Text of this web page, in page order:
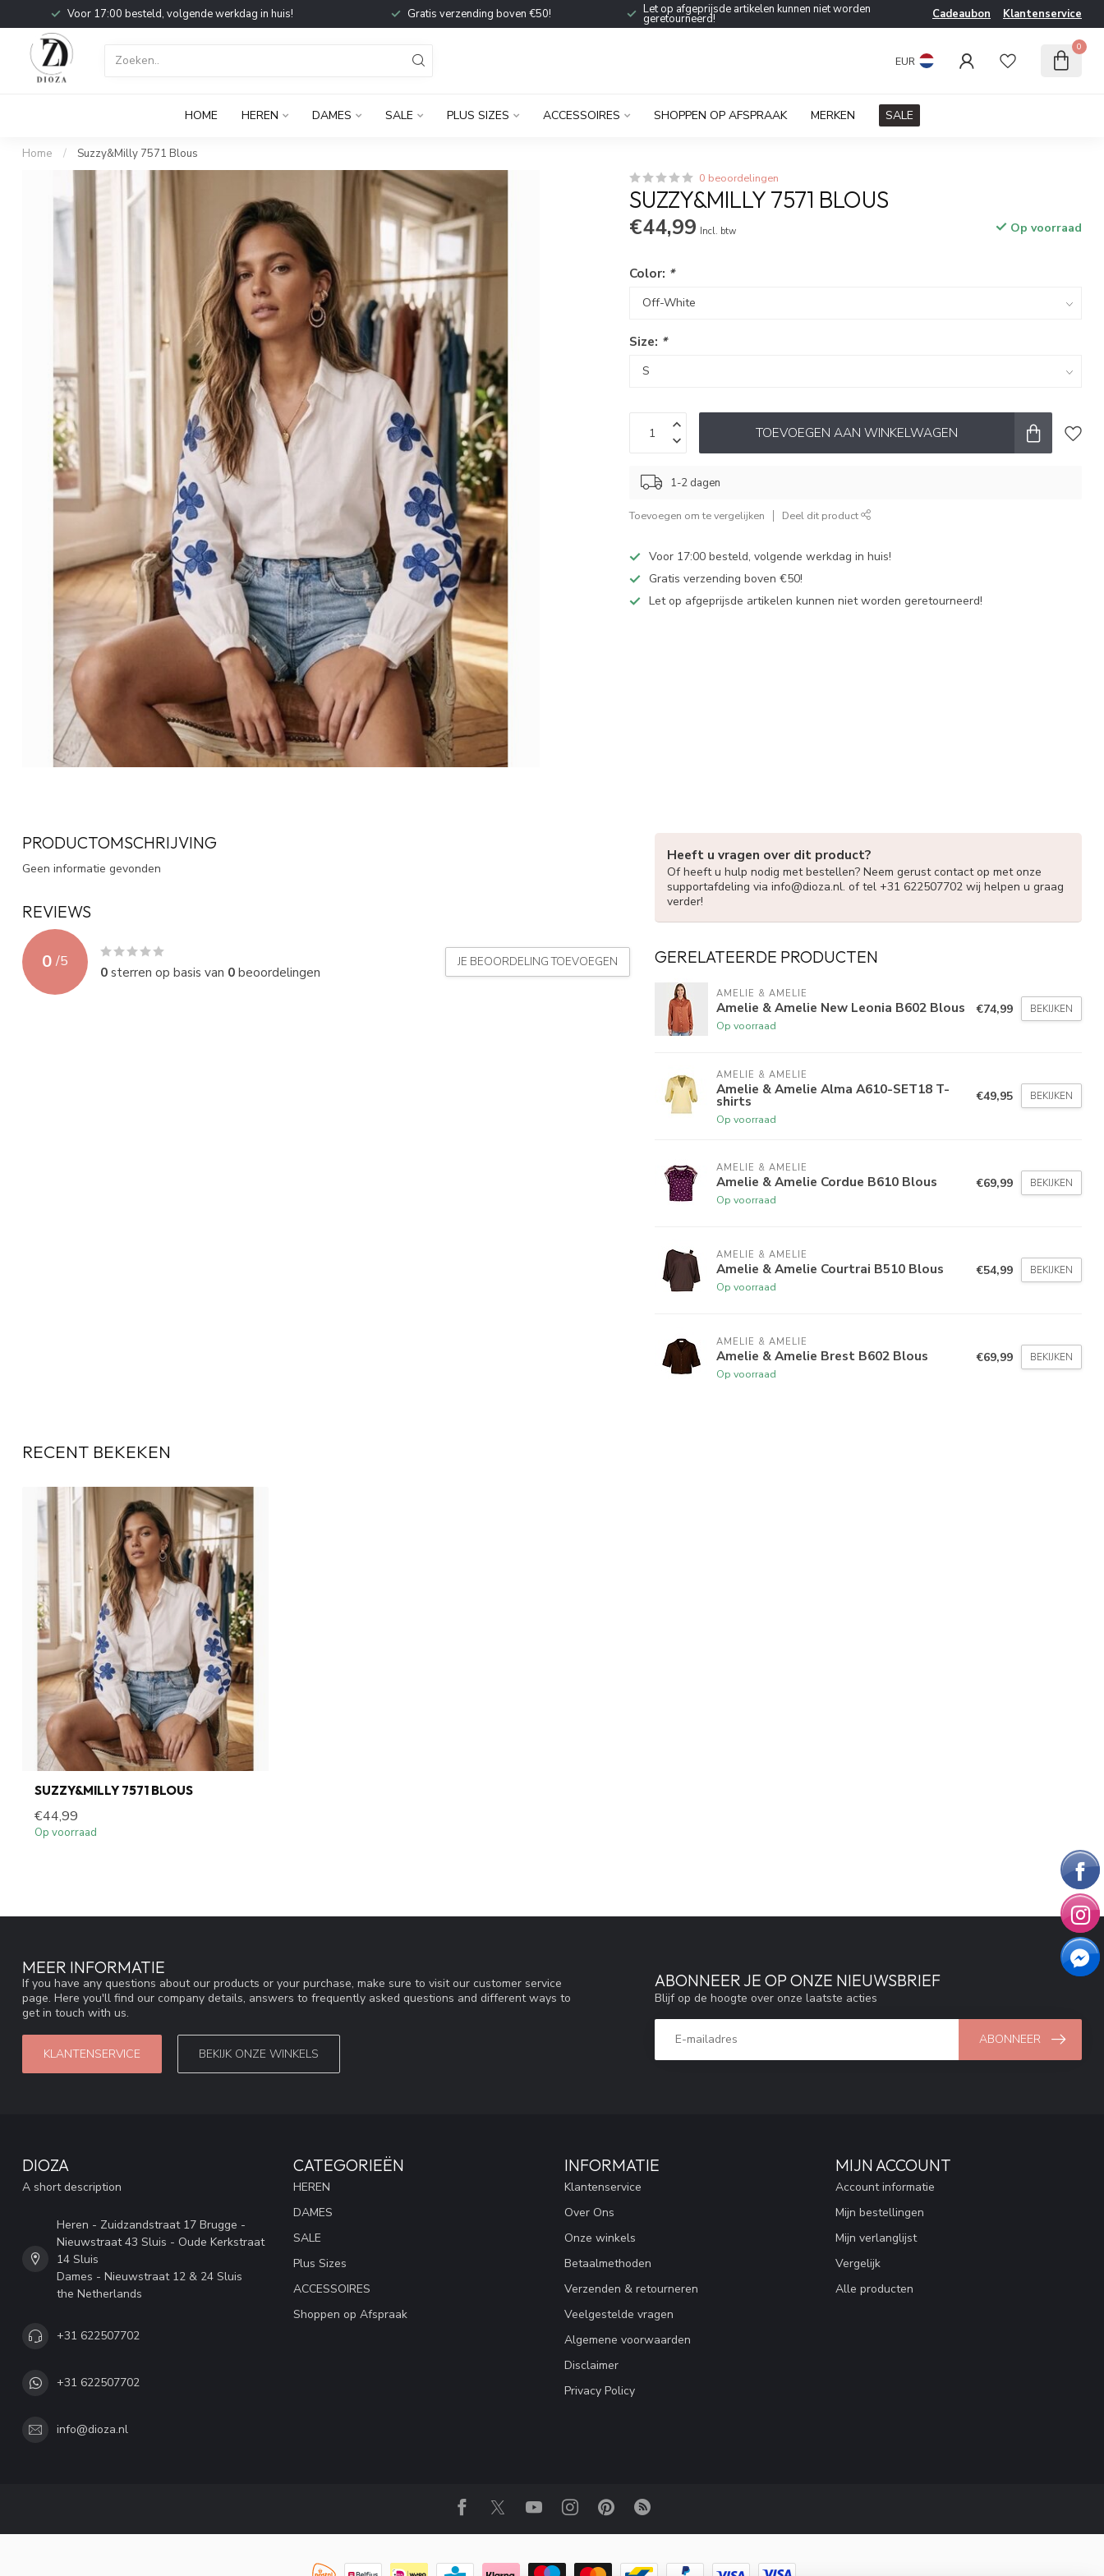
Voor 17:00 besteld, volgende werkdag in huis! Gratis verzending boven €50! Let op afgeprijsde artikelen kunnen niet worden
geretourneerd! Cadeaubon Klantenservice
EUR
0
HOME HEREN DAMES SALE PLUS SIZES ACCESSOIRES SHOPPEN OP AFSPRAAK MERKEN SALE
Home / Suzzy&Milly 7571 Blous
0 beoordelingen
SUZZY&MILLY 7571 BLOUS
€44,99 Incl. btw Op voorraad
Color: *
Size: *
TOEVOEGEN AAN WINKELWAGEN
1-2 dagen
Toevoegen om te vergelijken Deel dit product
Voor 17:00 besteld, volgende werkdag in huis!
Gratis verzending boven €50!
Let op afgeprijsde artikelen kunnen niet worden geretourneerd!
PRODUCTOMSCHRIJVING
Geen informatie gevonden
REVIEWS
0 /5
0sterren op basis van 0beoordelingen
JE BEOORDELING TOEVOEGEN
Heeft u vragen over dit product?
Of heeft u hulp nodig met bestellen? Neem gerust contact op met onze
supportafdeling via info@dioza.nl. of tel +31 622507702 wij helpen u graag
verder!
GERELATEERDE PRODUCTEN
AMELIE & AMELIE
Amelie & Amelie New Leonia B602 Blous
Op voorraad
€74,99 BEKIJKEN
AMELIE & AMELIE
Amelie & Amelie Alma A610-SET18 T-
shirts
Op voorraad
€49,95 BEKIJKEN
AMELIE & AMELIE
Amelie & Amelie Cordue B610 Blous
Op voorraad
€69,99 BEKIJKEN
AMELIE & AMELIE
Amelie & Amelie Courtrai B510 Blous
Op voorraad
€54,99 BEKIJKEN
AMELIE & AMELIE
Amelie & Amelie Brest B602 Blous
Op voorraad
€69,99 BEKIJKEN
RECENT BEKEKEN
SUZZY&MILLY 7571 BLOUS
€44,99
Op voorraad
MEER INFORMATIE
If you have any questions about our products or your purchase, make sure to visit our customer service
page. Here you'll find our company details, answers to frequently asked questions and different ways to
get in touch with us.
KLANTENSERVICE BEKIJK ONZE WINKELS
ABONNEER JE OP ONZE NIEUWSBRIEF
Blijf op de hoogte over onze laatste acties
ABONNEER
DIOZA
A short description
Heren - Zuidzandstraat 17 Brugge -
Nieuwstraat 43 Sluis - Oude Kerkstraat
14 Sluis
Dames - Nieuwstraat 12 & 24 Sluis
the Netherlands
+31 622507702
+31 622507702
info@dioza.nl
CATEGORIEËN
HEREN
DAMES
SALE
Plus Sizes
ACCESSOIRES
Shoppen op Afspraak
INFORMATIE
Klantenservice
Over Ons
Onze winkels
Betaalmethoden
Verzenden & retourneren
Veelgestelde vragen
Algemene voorwaarden
Disclaimer
Privacy Policy
MIJN ACCOUNT
Account informatie
Mijn bestellingen
Mijn verlanglijst
Vergelijk
Alle producten